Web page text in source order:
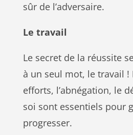
sûr de l’adversaire.
Le travail
Le secret de la réussite
à un seul mot, le travail !
efforts, l’abnégation, le
soi sont essentiels pour
progresser.